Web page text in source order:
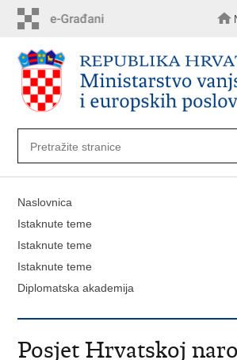
sadržaj
Naslovnica
Istaknute teme
Istaknute teme
Istaknute teme
Diplomatska akademija
Posjet Hrvatskoj